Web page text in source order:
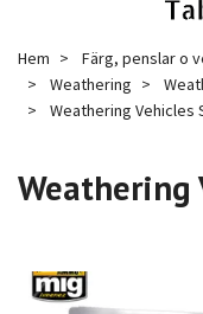
Hem Färg, penslar o
Weathering
Weathering Vehicles
Weathering